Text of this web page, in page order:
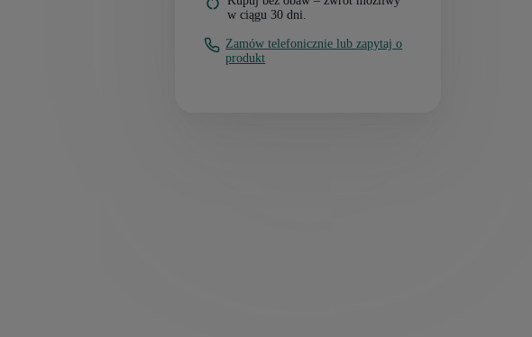
w ciągu 30 dni.
Zamów telefonicznie lub zapytaj o
produkt